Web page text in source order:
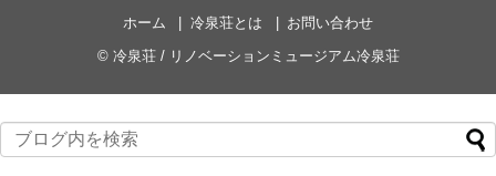
ホーム 冷泉荘とは
お問い合わせ
© 冷泉荘 / リノベーションミュージアム冷泉荘